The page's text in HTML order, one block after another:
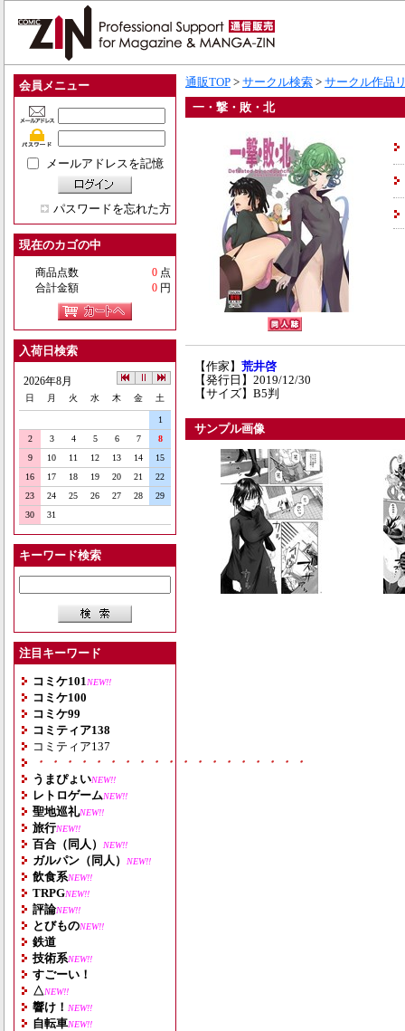
会員メニュー
メールアドレスを記憶
パスワードを忘れた方
現在のカゴの中
商品点数 0 点
合計金額
0 円
入荷日検索
2026年8月
日 月 火 水 木 金 土
1
2
3 4 5 6 7
8
9
10 11 12 13 14
15
16
17 18 19 20 21
22
23
24 25 26 27 28
29
30
31
キーワード検索
注目キーワード
コミケ101 NEW!!
コミケ100
コミケ99
コミティア138
コミティア137
・・・・・・・・・・・・・・・・・・・
うまぴょいNEW!!
レトロゲームNEW!!
聖地巡礼NEW!!
旅行NEW!!
百合（同人） NEW!!
ガルパン（同人） NEW!!
飲食系NEW!!
TRPGNEW!!
評論NEW!!
とびものNEW!!
鉄道
技術系NEW!!
すごーい！
△NEW!!
響け！ NEW!!
自転車NEW!!
通販TOP > サークル検索 > サークル作品
一・撃・敗・北
【作家】 荒井啓
【発行日】2019/12/30
【サイズ】B5判
サンプル画像